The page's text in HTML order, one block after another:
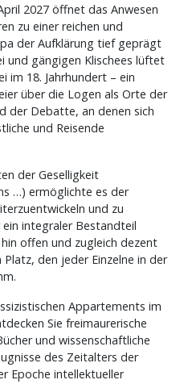
2027 öffnet das Anwesen
zu einer reichen und
der Aufklärung tief geprägt
und gängigen Klischees lüftet
im 18. Jahrhundert – ein
über die Logen als Orte der
der Debatte, an denen sich
und Reisende
der Geselligkeit
…) ermöglichte es der
und zu
ein integraler Bestandteil
offen und zugleich dezent
den jeder Einzelne in der
Appartements im
Sie freimaurerische
und wissenschaftliche
des Zeitalters der
Epoche intellektueller